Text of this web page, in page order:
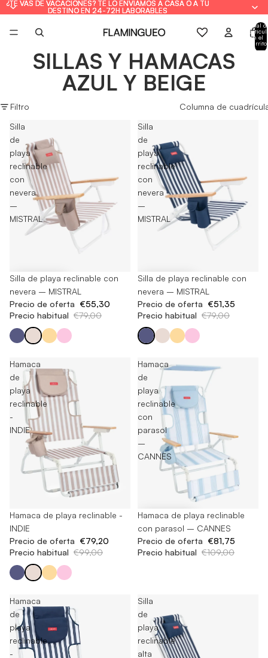
¿TE VAS DE VACACIONES? TE LO ENVIAMOS A CASA O A TU
DESTINO EN 24-72H LABORABLES
¿TE VAS DE VACACIONES? TE LO ENVIAMOS A CASA O A TU
DESTINO EN 24-72H LABORABLES
Total
en el
carrito:
SILLAS Y HAMACAS
AZUL Y BEIGE
Filtro
Columna de
Silla
de
playa
reclinable
con
nevera
–
MISTRAL
-30%
Silla de playa reclinable con
nevera – MISTRAL
Precio de oferta €55,30
Precio habitual €79,00
Silla
de
playa
reclinable
con
nevera
–
MISTRAL
-35%
Silla de playa reclinable con
nevera – MISTRAL
Precio de oferta €51,35
Precio habitual €79,00
Hamaca
de
playa
reclinable
-
INDIE
Agotado
Hamaca de playa reclinable -
INDIE
Precio de oferta €79,20
Precio habitual €99,00
Hamaca
de
playa
reclinable
con
parasol
–
CANNES
-25%
Hamaca de playa reclinable
con parasol – CANNES
Precio de oferta €81,75
Precio habitual €109,00
Hamaca
de
playa
reclinable
-
Silla
de
playa
reclinable
alta